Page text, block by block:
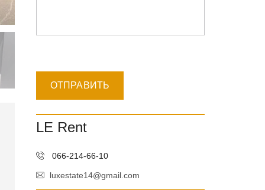
LE Rent
066-214-66-10
luxestate14@gmail.com